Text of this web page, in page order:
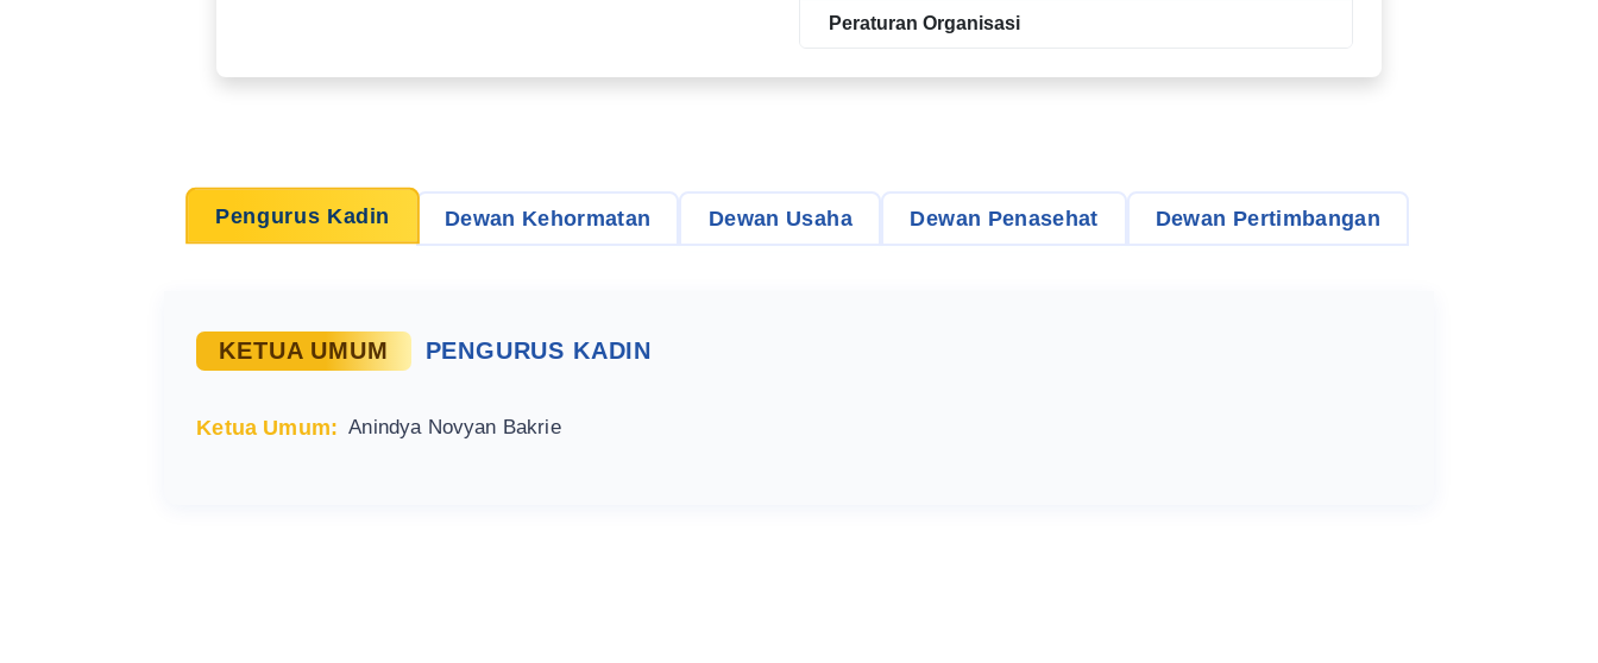
Peraturan Organisasi
Pengurus Kadin Dewan Kehormatan Dewan Usaha Dewan Penasehat Dewan Pertimbangan
KETUA UMUM PENGURUS KADIN
Ketua Umum: Anindya Novyan Bakrie